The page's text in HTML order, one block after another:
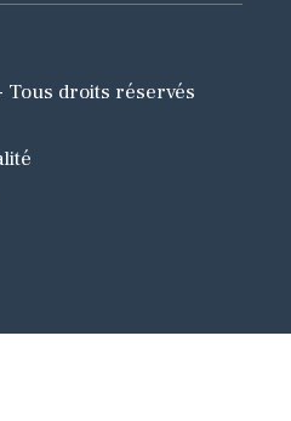
droits réservés